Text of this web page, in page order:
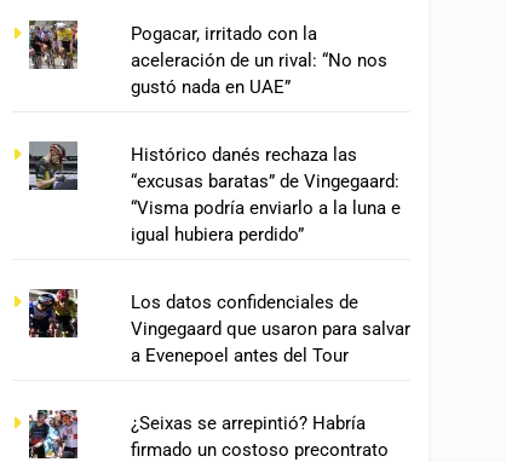
Pogacar, irritado con la
aceleración de un rival: “No nos
gustó nada en UAE”
Histórico danés rechaza las
“excusas baratas” de Vingegaard:
“Visma podría enviarlo a la luna e
igual hubiera perdido”
Los datos confidenciales de
Vingegaard que usaron para salvar
a Evenepoel antes del Tour
¿Seixas se arrepintió? Habría
firmado un costoso precontrato